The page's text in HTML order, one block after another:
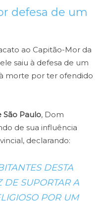
defesa de um
ao Capitão-Mor da
saiu à defesa de um
morte por ter ofendido
São Paulo, Dom
de sua influência
declarando:
DESTA
DE SUPORTAR A
POR UM